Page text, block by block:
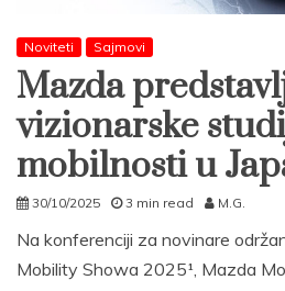
Noviteti Sajmovi
Mazda
vizionarske
mobilnosti u
30/10/2025 3 min read M.G.
Na konferenciji za novinare
Mobility Showa 2025¹, Mazda